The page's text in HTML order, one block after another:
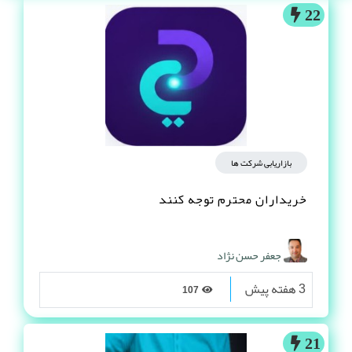
22
بازاریابی شرکت ها
خریداران محترم توجه کنند
جعفر حسن نژاد
3 هفته پیش
21